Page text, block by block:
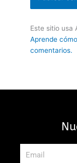
Este sitio usa
Aprende
comentarios.